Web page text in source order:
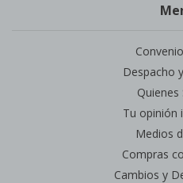
Despacho
Quienes
Tu opinión
Medios
Compras
Cambios y